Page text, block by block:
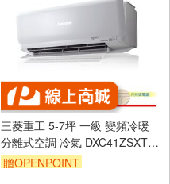
三菱重工 5-7坪 一級 變頻冷暖
分離式空調 冷氣 DXC41ZSXT2-
W/DXK41ZSXT2-W
贈OPENPOINT